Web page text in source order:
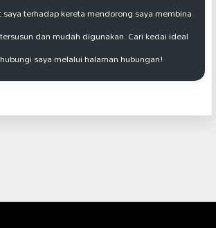
terhadap kereta mendorong saya membina
dan mudah digunakan. Cari kedai ideal
saya melalui halaman hubungan!